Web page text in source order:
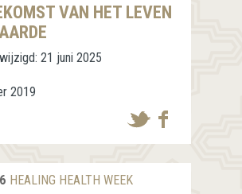
VAN HET LEVEN
21 juni 2025
2019
HEALING HEALTH WEEK